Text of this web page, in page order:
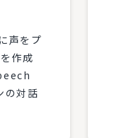
声をプ
作成
の対話